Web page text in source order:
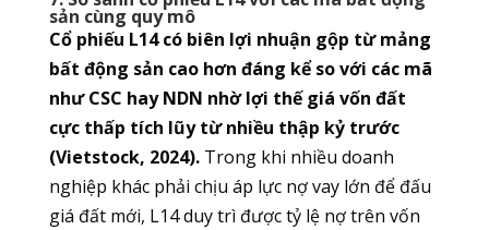
sản cùng quy mô
Cổ phiếu L14 có biên lợi nhuận gộp từ mảng
bất động sản cao hơn đáng kể so với các mã
như CSC hay NDN nhờ lợi thế giá vốn đất
cực thấp tích lũy từ nhiều thập kỷ trước
(Vietstock, 2024).Trong khi nhiều doanh
nghiệp khác phải chịu áp lực nợ vay lớn để đấu
giá đất mới, L14 duy trì được tỷ lệ nợ trên vốn